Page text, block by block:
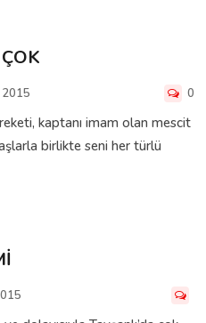
0
kaptanı imam olan mescit
birlikte seni her türlü